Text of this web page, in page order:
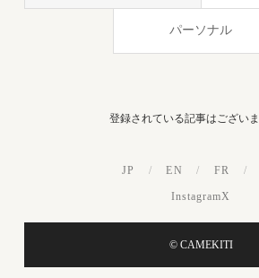
パーソナル
登録されている記事はございま
JP / EN / FR /
InstagramX
© CAMEKITI